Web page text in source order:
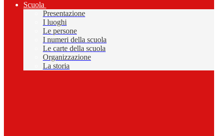
Scuola
Presentazione
I luoghi
Le persone
I numeri della scuola
Le carte della scuola
Organizzazione
La storia